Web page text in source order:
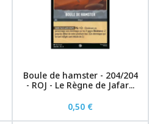
Boule de hamster - 204/204
- ROJ - Le Règne de Jafar...
0,50 €